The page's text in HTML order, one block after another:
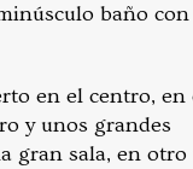
baño
en el centro, en
y unos grandes
gran sala, en otro